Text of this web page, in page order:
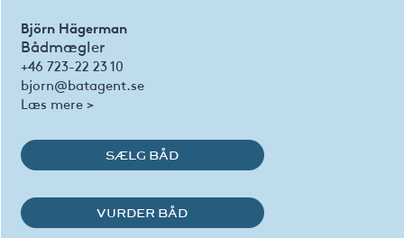
Björn Hägerman
Bådmægler
+46 723-22 23 10
bjorn@batagent.se
Læs mere >
SÆLG BÅD
VURDER BÅD